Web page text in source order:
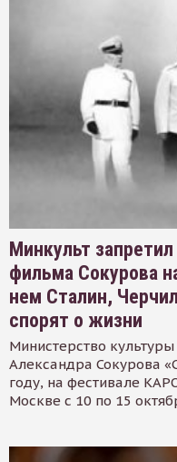
Минкульт
фильма Сокурова
нем Сталин,
спорят о жизни
Министерство
Александра Сокурова
году, на фестивале
Москве с 10 по 15